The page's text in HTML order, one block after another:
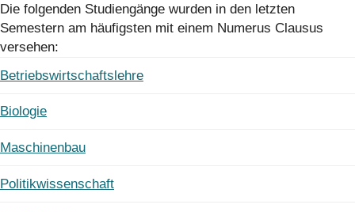
Die folgenden Studiengänge wurden in den letzten
Semestern am häufigsten mit einem Numerus Clausus
versehen:
Betriebswirtschaftslehre
Biologie
Maschinenbau
Politikwissenschaft